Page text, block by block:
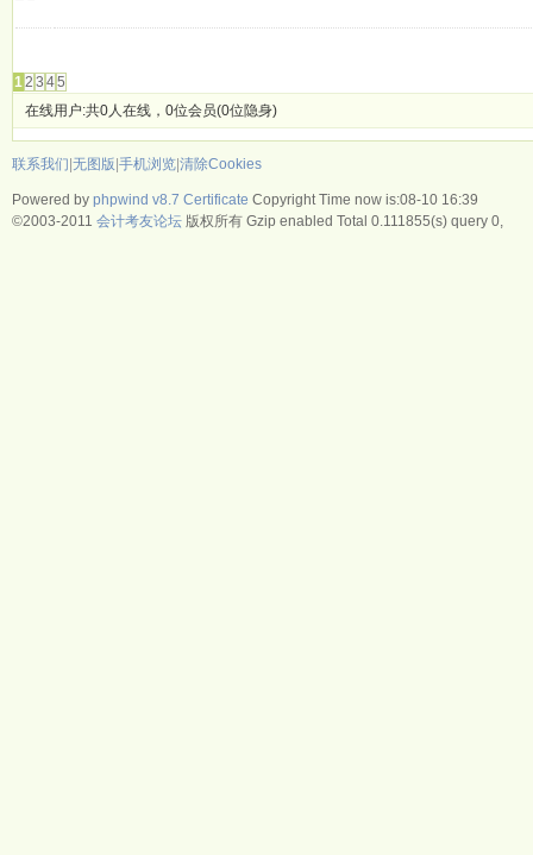
12 3 45
在线用户:共0人在线，0位会员(0位隐身)
联系我们|无图版|手机浏览|清除Cookies
Powered by phpwind v8.7 Certificate Copyright Time now is:08-10 16:39
©2003-2011 会计考友论坛 版权所有 Gzip enabled Total 0.111855(s) query 0,